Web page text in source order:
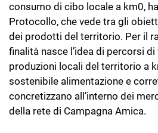
consumo di cibo locale a km0,
Protocollo, che vede tra gli
dei prodotti del territorio. Per il
finalità nasce l’idea di percorsi
produzioni locali del territorio a
sostenibile alimentazione e
concretizzano all’interno dei
della rete di Campagna Amica.